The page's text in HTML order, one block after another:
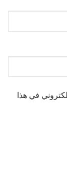
في هذا